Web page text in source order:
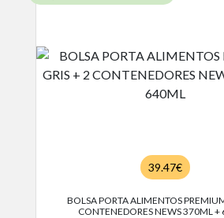
39.47€
BOLSA PORTA ALIMENTOS
CONTENEDORES NEWS 370ML +